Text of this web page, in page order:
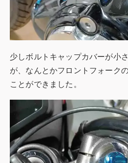
少しボルトキャップカバーが小
が、なんとかフロントフォーク
ことができました。